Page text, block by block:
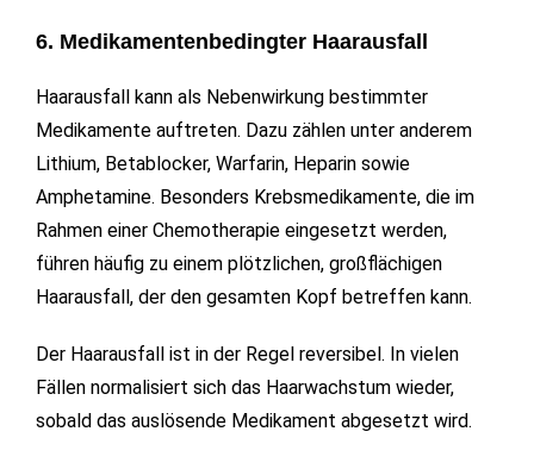
6. Medikamentenbedingter Haarausfall
Haarausfall kann als Nebenwirkung bestimmter
Medikamente auftreten. Dazu zählen unter anderem
Lithium, Betablocker, Warfarin, Heparin sowie
Amphetamine. Besonders Krebsmedikamente, die im
Rahmen einer Chemotherapie eingesetzt werden,
führen häufig zu einem plötzlichen, großflächigen
Haarausfall, der den gesamten Kopf betreffen kann.
Der Haarausfall ist in der Regel reversibel. In vielen
Fällen normalisiert sich das Haarwachstum wieder,
sobald das auslösende Medikament abgesetzt wird.